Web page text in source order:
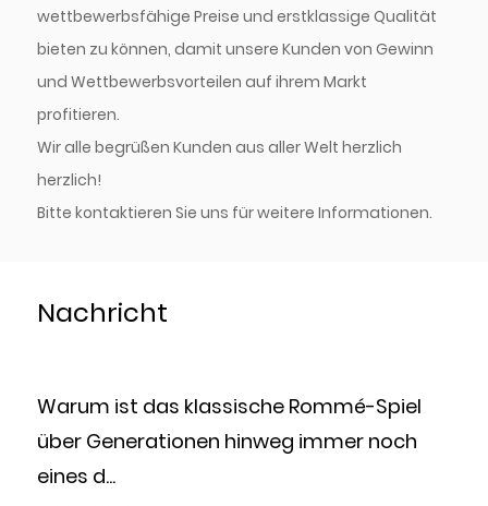
wettbewerbsfähige Preise und erstklassige Qualität
bieten zu können, damit unsere Kunden von Gewinn
und Wettbewerbsvorteilen auf ihrem Markt
profitieren.
Wir alle begrüßen Kunden aus aller Welt herzlich
herzlich!
Bitte kontaktieren Sie uns für weitere Informationen.
Nachricht
Rommé-Spiel
immer noch
Wie spielt man
und Strategie